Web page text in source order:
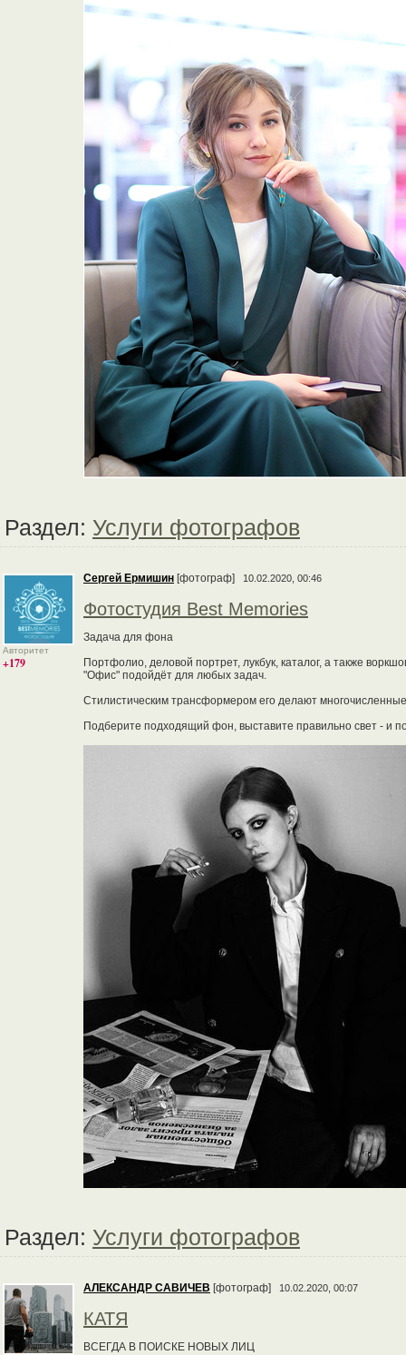
Раздел: Услуги фотографов
Авторитет
+179
Сергей Ермишин [фотограф] 10.02.2020, 00:46
Фотостудия Best Memories
Задача для фона
Портфолио, деловой портрет, лукбук, каталог, а также
"Офис" подойдёт для любых задач.
Стилистическим трансформером его делают
Подберите подходящий фон, выставите правильно свет - и
Раздел: Услуги фотографов
АЛЕКСАНДР САВИЧЕВ [фотограф] 10.02.2020, 00:07
КАТЯ
ВСЕГДА В ПОИСКЕ НОВЫХ ЛИЦ